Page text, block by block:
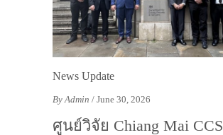
News Update
By Admin / June 30, 2026
ศูนย์วิจัย Chiang Mai CCS